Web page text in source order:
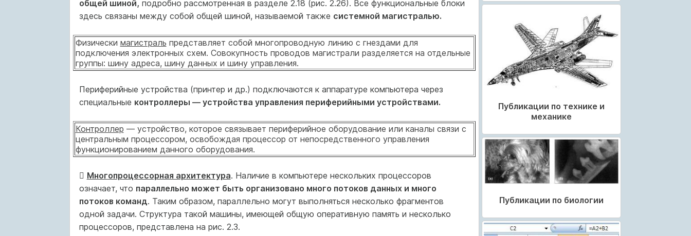
общей шиной, подробно рассмотренная в разделе 2.18 (рис. 2.26). Все функциональные блоки
здесь связаны между собой общей шиной, называемой также системной магистралью.
Физически магистраль представляет собой многопроводную линию с гнездами для
подключения электронных схем. Совокупность проводов магистрали разделяется на отдельные
группы: шину адреса, шину данных и шину управления.
Периферийные устройства (принтер и др.) подключаются к аппаратуре компьютера через
специальные контроллеры — устройства управления периферийными устройствами.
Контроллер — устройство, которое связывает периферийное оборудование или каналы связи с
центральным процессором, освобождая процессор от непосредственного управления
функционированием данного оборудования.
 Многопроцессорная архитектура. Наличие в компьютере нескольких процессоров
означает, что параллельно может быть организовано много потоков данных и много
потоков команд. Таким образом, параллельно могут выполняться несколько фрагментов
одной задачи. Структура такой машины, имеющей общую оперативную память и несколько
процессоров, представлена на рис. 2.3.
Публикации по технике и
механике
Публикации по биологии